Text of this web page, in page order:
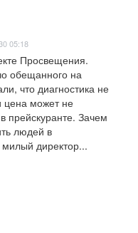
05:18
Просвещения.
обещанного на
что диагностика не
может не
прейскуранте. Зачем
людей в
директор...